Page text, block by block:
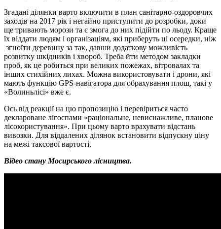
Згадані ділянки варто включити в план санітарно-оздоровчих
заходів на 2017 рік і негайно приступити до розробки, доки
ще тривають морози та є змога до них підійти по льоду. Краще
їх віддати людям і організаціям, які приберуть ці осередки, ніж
згноїти деревину за так, давши додаткову можливість
розвитку шкідників і хвороб. Треба йти методом закладки
проб, як це робиться при великих пожежах, вітровалах та
інших стихійних лихах. Можна використовувати і дрони, які
мають функцію GPS-навігатора для обрахування площ, такі у
«Волиньлісі» вже є.
Ось від реакції на цю пропозицію і перевіриться часто
деклароване лігоспами «раціональне, невиснажливе, планове
лісокористування». При цьому варто врахувати відстань
вивозки. Для віддалених ділянок встановити відпускну ціну
на межі таксової вартості.
Відео стану Мосирського лісництва.